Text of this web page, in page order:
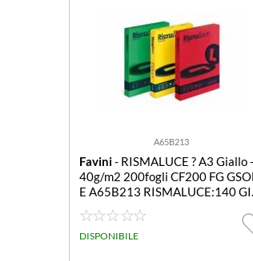
A65B213
Favini- RISMALUCE ? A3 Giallo
40g/m2 200fogli CF200 FG
E A65B213 RISMALUCE:140
LLO SOLE 53 A3
DISPONIBILE